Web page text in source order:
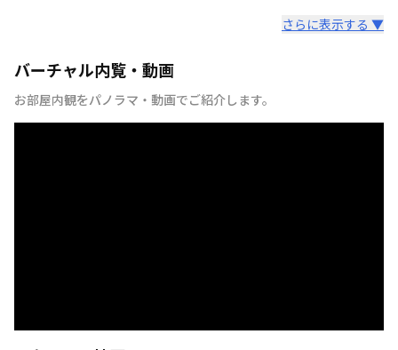
さらに表示する ▼
バーチャル内覧・動画
お部屋内観をパノラマ・動画でご紹介します。